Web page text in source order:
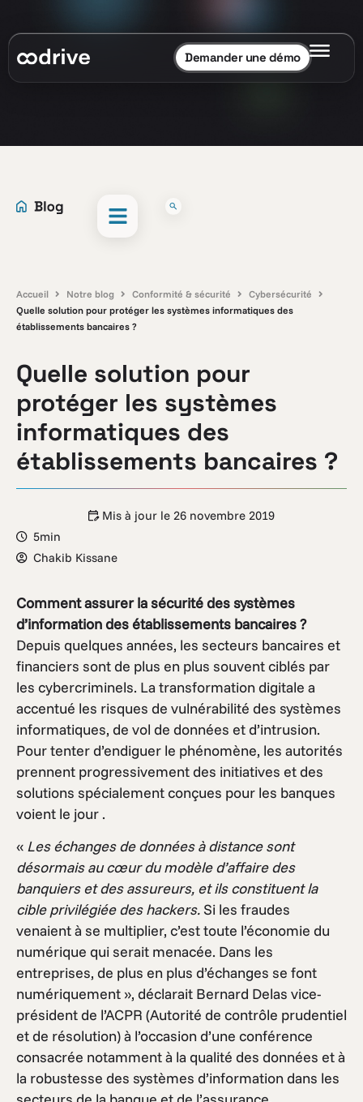
Demander une démo
Accueil Notre blog Conformité & sécurité
Cybersécurité
Quelle solution pour protéger les systèmes informatiques des
établissements bancaires ?
Quelle solution pour
protéger les systèmes
informatiques des
établissements bancaires ?
Mis à jour le 26 novembre 2019
5min
Chakib Kissane
Comment assurer la sécurité des systèmes
d’information des établissements bancaires ?
Depuis quelques années, les secteurs bancaires et
financiers sont de plus en plus souvent ciblés par
les cybercriminels. La transformation digitale a
accentué les risques de vulnérabilité des systèmes
informatiques, de vol de données et d’intrusion.
Pour tenter d’endiguer le phénomène, les autorités
prennent progressivement des initiatives et des
solutions spécialement conçues pour les banques
voient le jour .
« Les échanges de données à distance sont
désormais au cœur du modèle d’affaire des
banquiers et des assureurs, et ils constituent la
cible privilégiée des hackers. Si les fraudes
venaient à se multiplier, c’est toute l’économie du
numérique qui serait menacée. Dans les
entreprises, de plus en plus d’échanges se font
numériquement », déclarait Bernard Delas vice-
président de l’ACPR (Autorité de contrôle prudentiel
et de résolution) à l’occasion d’une conférence
consacrée notamment à la qualité des données et à
la robustesse des systèmes d’information dans les